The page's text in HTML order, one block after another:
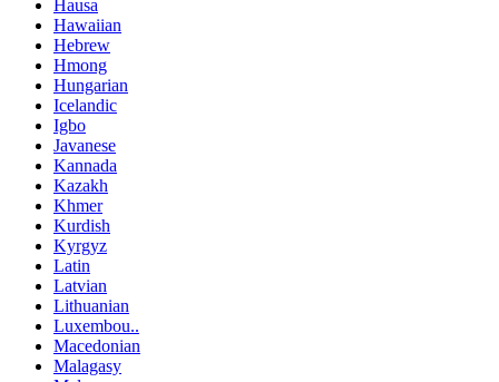
Hausa
Hawaiian
Hebrew
Hmong
Hungarian
Icelandic
Igbo
Javanese
Kannada
Kazakh
Khmer
Kurdish
Kyrgyz
Latin
Latvian
Lithuanian
Luxembou..
Macedonian
Malagasy